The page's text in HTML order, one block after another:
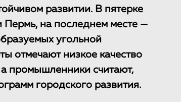
развитии. В пятерке
на последнем месте —
угольной
отмечают низкое качество
промышленники считают,
городского развития.